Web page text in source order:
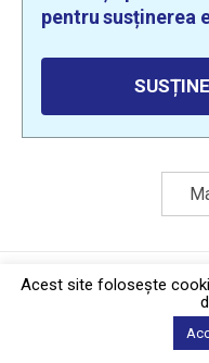
pentru susținerea
Politica de
Acest site foloseşte